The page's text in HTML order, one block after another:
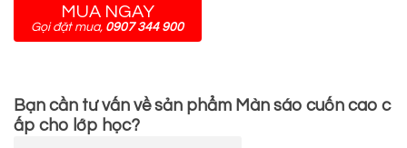
MUA NGAY
Gọi đặt mua, 0907 344 900
Bạn cần tư vấn về sản phẩm Màn sáo cuốn cao c
ấp cho lớp học?